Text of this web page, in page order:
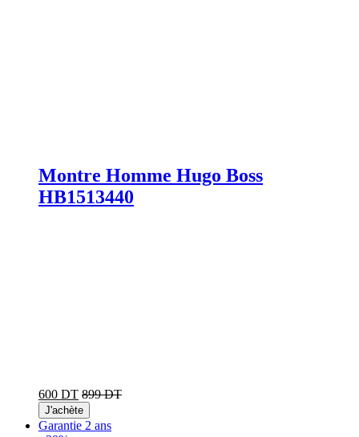
Montre Homme Hugo Boss
HB1513440
600 DT 899 DT
J'achète
Garantie 2 ans